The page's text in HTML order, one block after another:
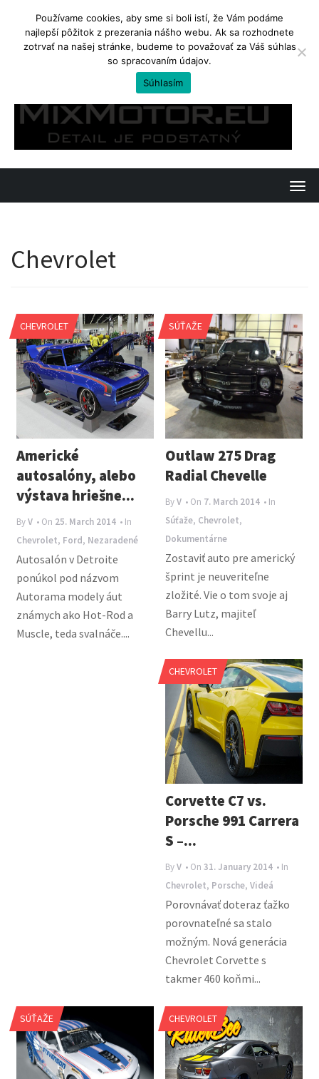
TRENDING
Yamaha Tenere 700. Ostré enduro na cestovanie
content
T
e
n
a
v
i
g
Chevrolet
CHEVROLET
Americké
autosalóny, alebo
výstava hriešne...
ByV • On 25. March 2014 • In
Chevrolet, Ford, Nezaradené
Autosalón v Detroite
ponúkol pod názvom
Autorama modely áut
známych ako Hot-Rod a
Muscle, teda svalnáče....
SÚŤAŽE
Outlaw 275 Drag
Radial Chevelle
ByV • On 7. March 2014 • In
Súťaže, Chevrolet,
Dokumentárne
Zostaviť auto pre americký
šprint je neuveriteľne
zložité. Vie o tom svoje aj
Barry Lutz, majiteľ
Chevellu...
CHEVROLET
Corvette C7 vs.
Porsche 991 Carrera
S –...
ByV • On31. January 2014 • In
Chevrolet, Porsche,Videá
Porovnávať doteraz ťažko
porovnateľné sa stalo
možným. Nová generácia
Chevrolet Corvette s
takmer 460 koňmi...
SÚŤAŽE CHEVROLET
Používame cookies, aby sme si boli istí, že Vám podáme
najlepší pôžitok z prezerania nášho webu. Ak sa rozhodnete
zotrvať na našej stránke, budeme to považovať za Váš súhlas
so spracovaním údajov.
Súhlasím